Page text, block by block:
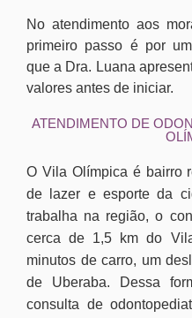
No atendimento aos
primeiro passo é por
que a Dra. Luana
valores antes de iniciar.
ATENDIMENTO DE
O Vila Olímpica é bairro
de lazer e esporte da
trabalha na região, o
cerca de 1,5 km do
minutos de carro, um
de Uberaba. Dessa
consulta de